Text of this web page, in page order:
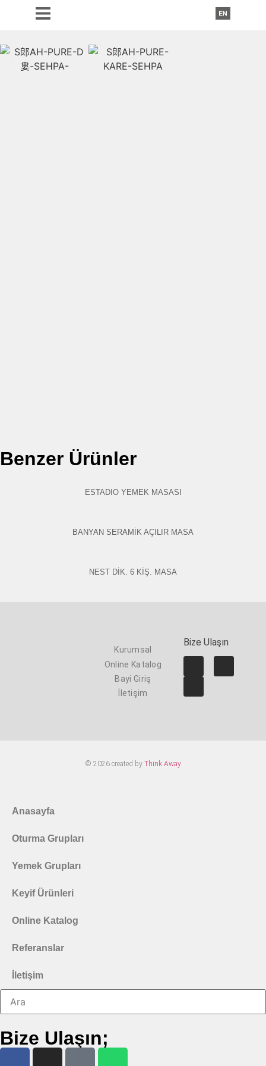
Benzer Ürünler
ESTADIO YEMEK MASASI
BANYAN SERAMİK AÇILIR MASA
NEST DİK. 6 KİŞ. MASA
Kurumsal
Online Katalog
Bayi Giriş
İletişim
Bize Ulaşın
© 2026 created by Think Away
Anasayfa
Oturma Grupları
Yemek Grupları
Keyif Ürünleri
Online Katalog
Referanslar
İletişim
Bize Ulaşın;